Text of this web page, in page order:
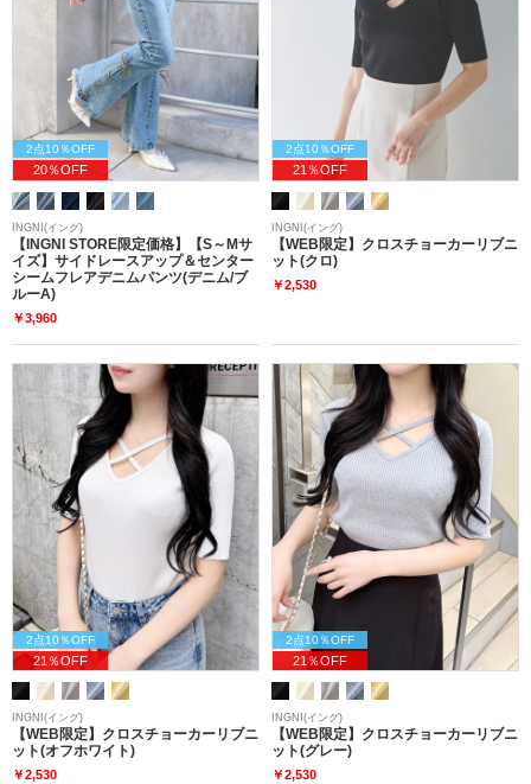
2点10％OFF
20％OFF
INGNI(イング)
【INGNI STORE限定価格】【S～Mサ
イズ】サイドレースアップ＆センター
シームフレアデニムパンツ(デニム/ブ
ルーA)
￥3,960
2点10％OFF
21％OFF
INGNI(イング)
【WEB限定】クロスチョーカーリブニ
ット(クロ)
￥2,530
2点10％OFF
21％OFF
INGNI(イング)
【WEB限定】クロスチョーカーリブニ
ット(オフホワイト)
￥2,530
2点10％OFF
21％OFF
INGNI(イング)
【WEB限定】クロスチョーカーリブニ
ット(グレー)
￥2,530